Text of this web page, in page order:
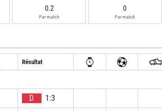
0.2
Par match
0
Par match
Résultat
D 1:3